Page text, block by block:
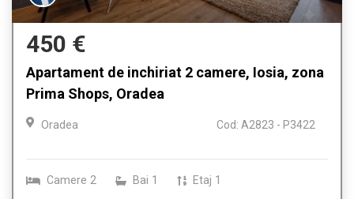
450 €
Apartament de inchiriat 2 camere, Iosia, zona
Prima Shops, Oradea
Oradea Cod: A2823 - P3422
Camere 2 Bai 1 Etaj 1